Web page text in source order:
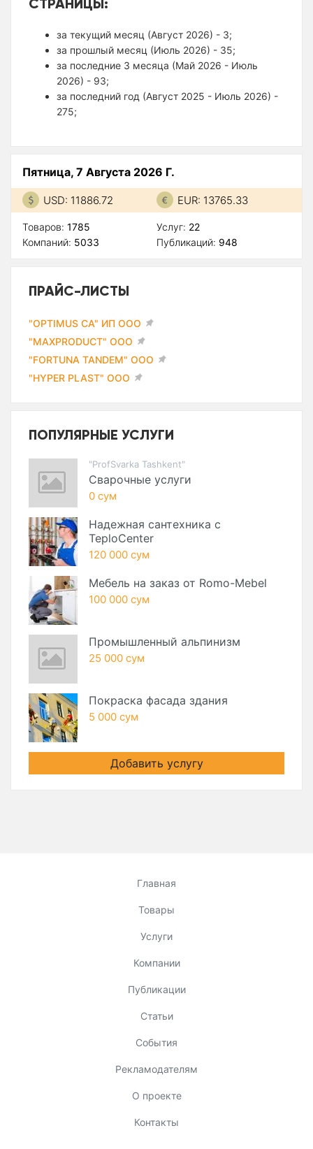
за текущий месяц (Август 2026) - 3;
за прошлый месяц (Июль 2026) - 35;
за последние 3 месяца (Май 2026 - Июль
2026) - 93;
за последний год (Август 2025 - Июль 2026) -
275;
Пятница, 7 Августа 2026 Г.
USD: 11886.72 EUR: 13765.33
Товаров: 1785
Компаний: 5033
Услуг: 22
Публикаций: 948
ПРАЙС-ЛИСТЫ
"OPTIMUS CA" ИП ООО
"MAXPRODUCT" ООО
"FORTUNA TANDEM" ООО
"HYPER PLAST" ООО
ПОПУЛЯРНЫЕ УСЛУГИ
"ProfSvarka Tashkent"
Сварочные услуги
0 сум
Надежная сантехника с
TeploCenter
120 000 сум
Мебель на заказ от Romo-Mebel
100 000 сум
Промышленный альпинизм
25 000 сум
Покраска фасада здания
5 000 сум
Добавить услугу
Главная
Товары
Услуги
Компании
Публикации
Статьи
События
Рекламодателям
О проекте
Контакты